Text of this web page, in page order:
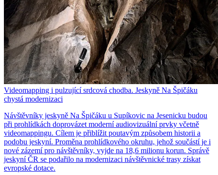
Videomapping i pulzující srdcová chodba. Jeskyně Na Špičáku
chystá modernizaci
Návštěvníky jeskyně Na Špičáku u Supíkovic na Jesenicku budou
při prohlídkách doprovázet moderní audiovizuální prvky včetně
videomappingu. Cílem je přiblížit poutavým způsobem historii a
podobu jeskyní. Proměna prohlídkového okruhu, jehož součástí je i
nové zázemí pro návštěvníky, vyjde na 18,6 milionu korun. Správě
jeskyní ČR se podařilo na modernizaci návštěvnické trasy získat
evropské dotace.